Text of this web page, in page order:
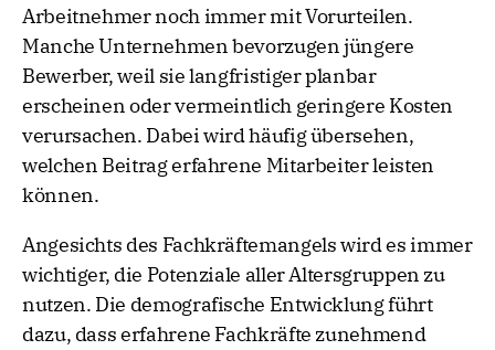
Arbeitnehmer noch immer mit Vorurteilen.
Manche Unternehmen bevorzugen jüngere
Bewerber, weil sie langfristiger planbar
erscheinen oder vermeintlich geringere Kosten
verursachen. Dabei wird häufig übersehen,
welchen Beitrag erfahrene Mitarbeiter leisten
können.
Angesichts des Fachkräftemangels wird es immer
wichtiger, die Potenziale aller Altersgruppen zu
nutzen. Die demografische Entwicklung führt
dazu, dass erfahrene Fachkräfte zunehmend